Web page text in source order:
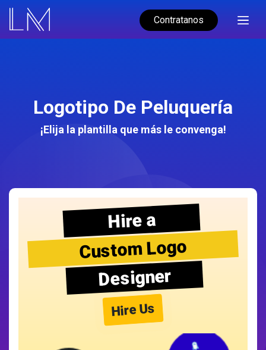
Contratanos
Logotipo De Peluquería
¡Elija la plantilla que más le convenga!
Hire a
Custom Logo
Designer
Hire Us